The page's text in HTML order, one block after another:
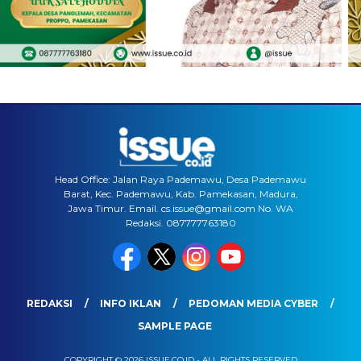
Head Office: Jalan Raya Pademawu, Desa Pademawu
Barat, Kec. Pademawu, Kab. Pamekasan, Madura,
Jawa Timur. Email. cs.issue@gmail.com No. WA
Redaksi. 087777763180
REDAKSI INFO IKLAN
PEDOMAN MEDIA CYBER
SAMPLE PAGE